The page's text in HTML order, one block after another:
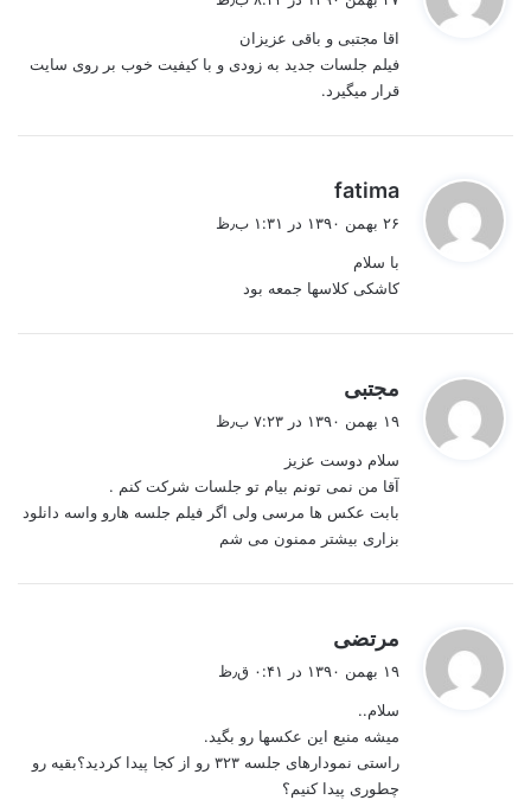
ت
:
اقا مجتبی و باقی عزیزان
فیلم جلسات جدید به زودی و با کیفیت خوب بر روی سایت
قرار میگیرد.
fatima
۲۶ بهمن ۱۳۹۰ در ۱:۳۱ ب٫ظ
با سلام
کاشکی کلاسها جمعه بود
مجتبی
:
۱۹ بهمن ۱۳۹۰ در ۷:۲۳ ب٫ظ
سلام دوست عزیز
آقا من نمی تونم بیام تو جلسات شرکت کنم .
بابت عکس ها مرسی ولی اگر فیلم جلسه هارو واسه دانلود
بزاری بیشتر ممنون می شم
مرتضی
۱۹ بهمن ۱۳۹۰ در ۰:۴۱ ق٫ظ
سلام..
میشه منبع این عکسها رو بگید.
راستی نمودارهای جلسه ۳۲۳ رو از کجا پیدا کردید؟بقیه رو
چطوری پیدا کنیم؟